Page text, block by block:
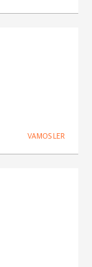
VAMOS LER